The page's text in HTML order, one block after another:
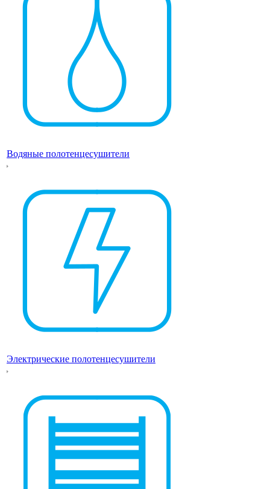
Водяные полотенцесушители
Электрические полотенцесушители